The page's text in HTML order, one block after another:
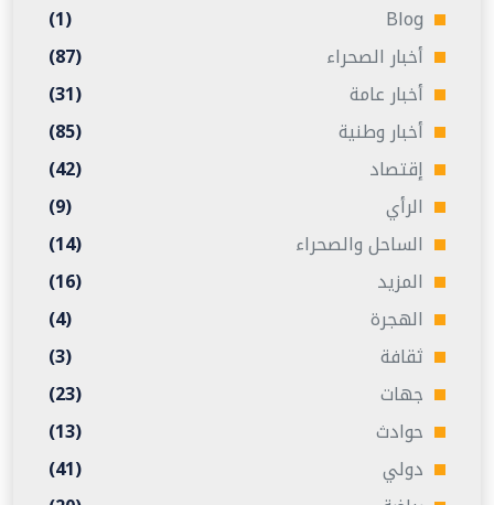
Blog
(1)
أخبار الصحراء
(87)
أخبار عامة
(31)
أخبار وطنية
(85)
إقتصاد
(42)
الرأي
(9)
الساحل والصحراء
(14)
المزيد
(16)
الهجرة
(4)
ثقافة
(3)
جهات
(23)
حوادث
(13)
دولي
(41)